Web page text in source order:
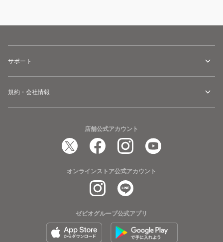
サポート
規約・会社情報
店舗公式アカウント
オンラインストア公式アカウント
ゼビオグループ公式アプリ